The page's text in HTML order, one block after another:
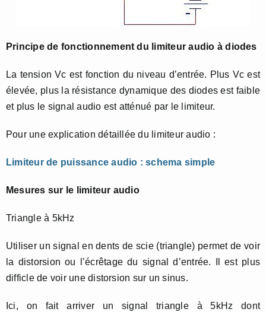
Principe de fonctionnement du limiteur audio à diodes
La tension Vc est fonction du niveau d’entrée. Plus Vc est
élevée, plus la résistance dynamique des diodes est faible
et plus le signal audio est atténué par le limiteur.
Pour une explication détaillée du limiteur audio :
Limiteur de puissance audio : schema simple
Mesures sur le limiteur audio
Triangle à 5kHz
Utiliser un signal en dents de scie (triangle) permet de voir
la distorsion ou l’écrêtage du signal d’entrée. Il est plus
difficle de voir une distorsion sur un sinus.
Ici, on fait arriver un signal triangle à 5kHz dont